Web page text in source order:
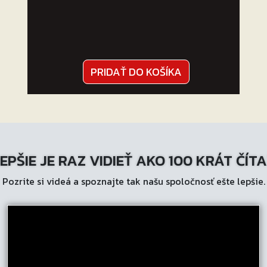
PRIDAŤ DO KOŠÍKA
JE RAZ VIDIEŤ AKO 100 KRÁT
Pozrite si videá a spoznajte tak našu spoločnosť ešte lepšie.